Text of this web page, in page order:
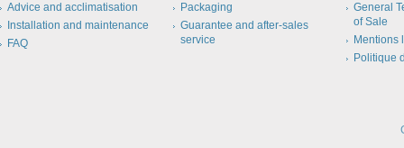
Advice and acclimatisation
Installation and maintenance
FAQ
Packaging
Guarantee and after-sales
service
General
of Sale
Mentions
Politique